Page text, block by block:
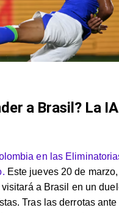
a Brasil? La IA
en las
Este jueves 20 de marzo,
a Brasil en un
Tras las derrotas ante